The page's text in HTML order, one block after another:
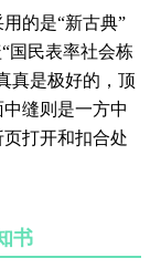
的是“新古典”
国民表率社会栋
真是极好的，顶
缝则是一方中
打开和扣合处
书